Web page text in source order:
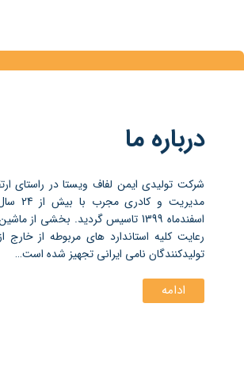
درباره ما
شرکت تولیدی ایمن لفاف ویستا در راستای
اسفندماه 1399 تاسیس گردید. بخشی
رعایت کلیه استاندارد های مربوطه از
تولیدکنندگان نامی ایرانی تجهیز شده است…
ادامه